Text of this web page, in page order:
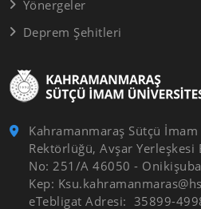
Kahramanmaraş Sütçü
Rektörlüğü, Avşar Yerleşkesi
No: 251/A 46050 -
Kep:
eTebligat Adresi: 35899-
Yönergeler
Deprem Şehitleri